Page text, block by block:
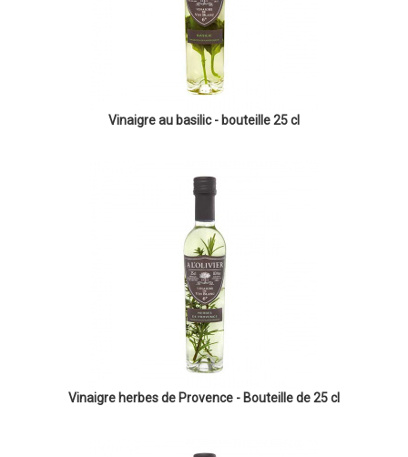
Vinaigre au basilic - bouteille 25 cl
Vinaigre herbes de Provence - Bouteille de 25 cl